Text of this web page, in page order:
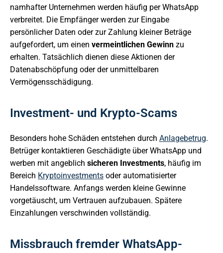
namhafter Unternehmen werden häufig per WhatsApp
verbreitet. Die Empfänger werden zur Eingabe
persönlicher Daten oder zur Zahlung kleiner Beträge
aufgefordert, um einen vermeintlichen Gewinn zu
erhalten. Tatsächlich dienen diese Aktionen der
Datenabschöpfung oder der unmittelbaren
Vermögensschädigung.
Investment- und Krypto-Scams
Besonders hohe Schäden entstehen durch Anlagebetrug.
Betrüger kontaktieren Geschädigte über WhatsApp und
werben mit angeblich sicheren Investments, häufig im
Bereich Kryptoinvestments oder automatisierter
Handelssoftware. Anfangs werden kleine Gewinne
vorgetäuscht, um Vertrauen aufzubauen. Spätere
Einzahlungen verschwinden vollständig.
Missbrauch fremder WhatsApp-